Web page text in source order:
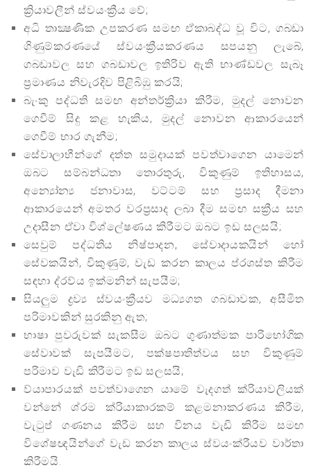
ක්‍රියාවලීන් ස්වයංක්‍රීය වේ;
අධි තාක්‍ෂණික උපකරණ සමඟ ඒකාබද්ධ වූ විට, ගබඩා
ගිණුම්කරණයේ ස්වයංක්‍රීයකරණය සපයනු ලැබේ,
ගබඩාවල සහ ගබඩාවල ඉතිරිව ඇති භාණ්ඩවල සැබෑ
ප්‍රමාණය නිවැරදිව පිළිබිඹු කරයි;
බැංකු පද්ධති සමඟ අන්තර්ක්‍රියා කිරීම, මුදල් නොවන
ගෙවීම් සිදු කළ හැකිය, මුදල් නොවන ආකාරයෙන්
ගෙවීම් භාර ගැනීම;
සේවාලාභීන්ගේ දත්ත සමුදායක් පවත්වාගෙන යාමෙන්
ඔබට සම්බන්ධතා තොරතුරු, විකුණුම් ඉතිහාසය,
අන්‍යෝන්‍ය ජනාවාස, වට්ටම් සහ ප්‍රසාද දීමනා
ආකාරයෙන් අමතර වරප්‍රසාද ලබා දීම සමඟ සක්‍රීය සහ
උදාසීන ඒවා විශ්ලේෂණය කිරීමට ඔබට ඉඩ සලසයි;
සෙවුම් පද්ධතිය නිෂ්පාදන, සේවාදායකයින් හෝ
සේවකයින්, විකුණුම්, වැඩ කරන කාලය ප්රශස්ත කිරීම
සඳහා ද්රව්ය ඉක්මනින් සැපයීම;
සියලුම ද්‍රව්‍ය ස්වයංක්‍රීයව මධ්‍යගත ගබඩාවක, අසීමිත
පරිමාවකින් සුරකිනු ඇත;
භාෂා පුවරුවක් සැකසීම ඔබට ගුණාත්මක පාරිභෝගික
සේවාවක් සැපයීමට, පක්ෂපාතිත්වය සහ විකුණුම්
පරිමාව වැඩි කිරීමට ඉඩ සලසයි;
ව්යාපාරයක් පවත්වාගෙන යාමේ වැදගත් ක්රියාවලියක්
වන්නේ ශ්රම ක්රියාකාරකම් කළමනාකරණය කිරීම,
වැටුප් ගණනය කිරීම සහ විනය වැඩි කිරීම සමඟ
විශේෂඥයින්ගේ වැඩ කරන කාලය ස්වයංක්රීයව වාර්තා
කිරීමයි.